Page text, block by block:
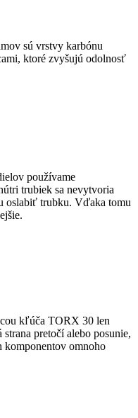
sú vrstvy karbónu
ktoré zvyšujú odolnosť
používame
trubiek sa nevytvoria
oslabiť trubku. Vďaka tomu
kľúča TORX 30 len
pretočí alebo posunie,
omnoho